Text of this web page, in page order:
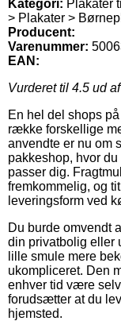
Kategori: Plakater
> Plakater >
Producent:
Varenummer:
EAN:
Vurderet til 4.5 ud
En hel del shops
række forskellige
anvendte er nu om
pakkeshop, hvor
passer dig.
fremkommelig, og
leveringsform ved
Du burde omvendt
din privatbolig eller
lille smule mere
ukompliceret. Den
enhver tid være
forudsætter at du
hjemsted.